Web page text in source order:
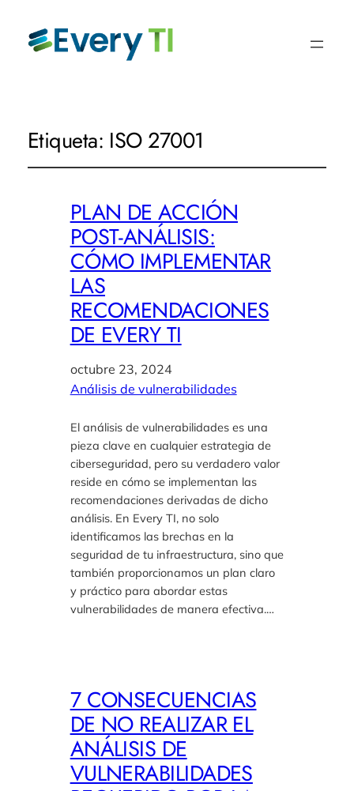
Etiqueta: ISO 27001
PLAN DE ACCIÓN
POST-ANÁLISIS:
CÓMO IMPLEMENTAR
LAS
RECOMENDACIONES
DE EVERY TI
octubre 23, 2024
Análisis de vulnerabilidades
El análisis de vulnerabilidades es una
pieza clave en cualquier estrategia de
ciberseguridad, pero su verdadero valor
reside en cómo se implementan las
recomendaciones derivadas de dicho
análisis. En Every TI, no solo
identificamos las brechas en la
seguridad de tu infraestructura, sino que
también proporcionamos un plan claro
y práctico para abordar estas
vulnerabilidades de manera efectiva.…
7 CONSECUENCIAS
DE NO REALIZAR EL
ANÁLISIS DE
VULNERABILIDADES